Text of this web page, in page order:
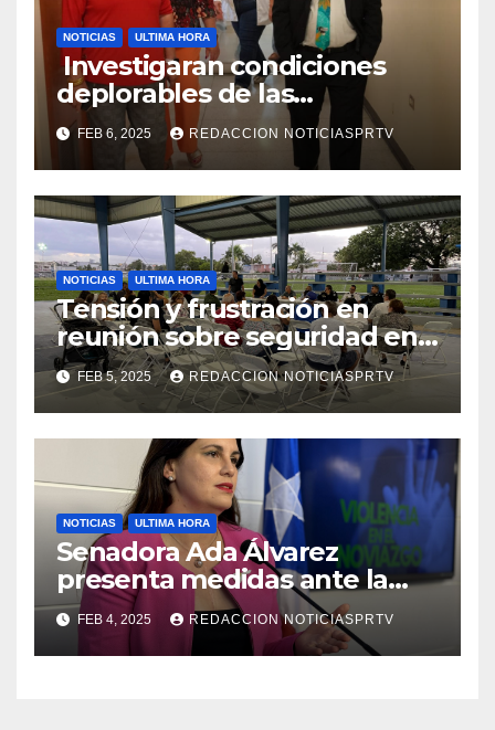
NOTICIAS ULTIMA HORA
Investigaran condiciones
deplorables de las
facilidades el Departamento
de la Salud en Mayagüez
FEB 6, 2025 REDACCION NOTICIASPRTV
NOTICIAS ULTIMA HORA
Tensión y frustración en
reunión sobre seguridad en
Reparto Metropolitano
FEB 5, 2025 REDACCION NOTICIASPRTV
NOTICIAS ULTIMA HORA
Senadora Ada Álvarez
presenta medidas ante la
violencia en el noviazgo
FEB 4, 2025 REDACCION NOTICIASPRTV